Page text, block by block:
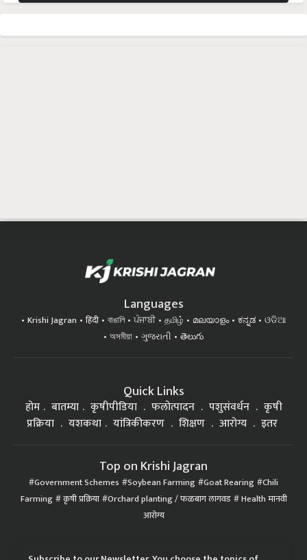
Languages
Krishi Jagran हिंदी বাঙালি ਪੰਜਾਬੀ தமிழ் മലയാളം ಕನ್ನಡ
ଓଡିଆ
অসমীয়া
ગુજરાતી తెలుగు
Quick Links
होम बातम्या कृषीपीडिया फलोत्पादन पशुसंवर्धन
कृषी
प्रक्रिया
यशकथा यांत्रिकीकरण शिक्षण आरोग्य इतर
Top on Krishi Jagran
Government Schemes Soybean Farming Goat Rearing Chili
Farming कृषी प्रक्रिया Orchard planting / फळबाग लागवड Health मानवी
आरोग्य